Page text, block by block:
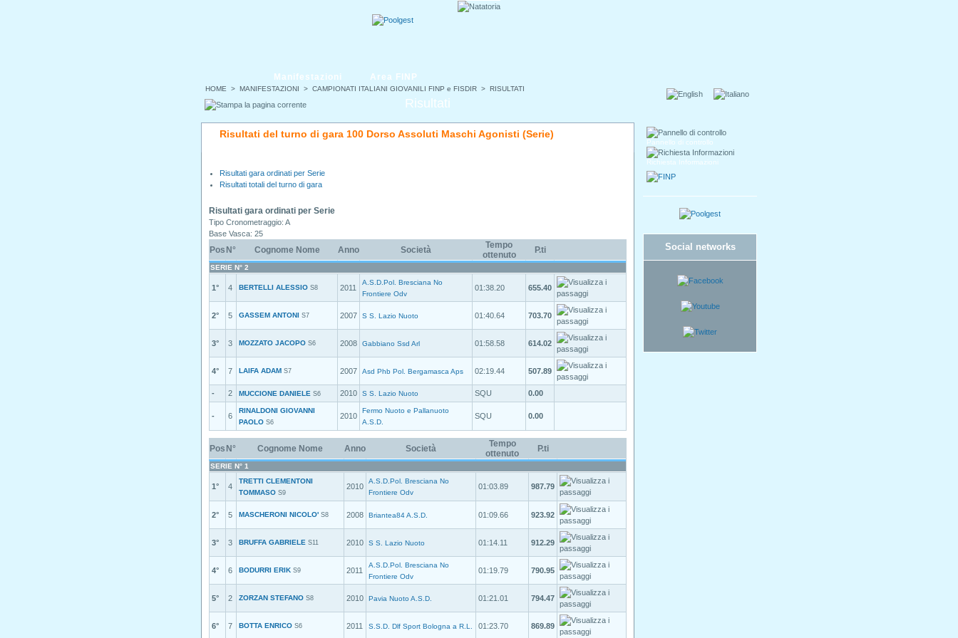
HOME > MANIFESTAZIONI > CAMPIONATI ITALIANI GIOVANILI FINP e FISDIR > RISULTATI
Manifestazioni Area FINP
Risultati
Risultati del turno di gara 100 Dorso Assoluti Maschi Agonisti (Serie)
Risultati gara ordinati per Serie
Risultati totali del turno di gara
Risultati gara ordinati per Serie
Tipo Cronometraggio: A
Base Vasca: 25
Pos N° Cognome Nome Anno Società
Tempo
ottenuto
P.ti
SERIE N° 2
1° 4 BERTELLI ALESSIO S8 2011
A.S.D.Pol. Bresciana No
Frontiere Odv
01:38.20 655.40
2° 5 GASSEM ANTONI S7 2007 S S. Lazio Nuoto 01:40.64 703.70
3° 3 MOZZATO JACOPO S6 2008 Gabbiano Ssd Arl 01:58.58 614.02
4° 7 LAIFA ADAM S7 2007 Asd Phb Pol. Bergamasca Aps 02:19.44 507.89
- 2 MUCCIONE DANIELE S6 2010 S S. Lazio Nuoto SQU 0.00
- 6
RINALDONI GIOVANNI
PAOLO S6
2010
Fermo Nuoto e Pallanuoto
A.S.D.
SQU 0.00
Pos N° Cognome Nome Anno Società
Tempo
ottenuto
P.ti
SERIE N° 1
1° 4
TRETTI CLEMENTONI
TOMMASO S9
2010
A.S.D.Pol. Bresciana No
Frontiere Odv
01:03.89 987.79
2° 5 MASCHERONI NICOLO' S8 2008 Briantea84 A.S.D. 01:09.66 923.92
3° 3 BRUFFA GABRIELE S11 2010 S S. Lazio Nuoto 01:14.11 912.29
4° 6 BODURRI ERIK S9 2011
A.S.D.Pol. Bresciana No
Frontiere Odv
01:19.79 790.95
5° 2 ZORZAN STEFANO S8 2010 Pavia Nuoto A.S.D. 01:21.01 794.47
6° 7 BOTTA ENRICO S6 2011 S.S.D. Dlf Sport Bologna a R.L. 01:23.70 869.89
Pannello di controllo
Richiesta Informazioni
Social networks